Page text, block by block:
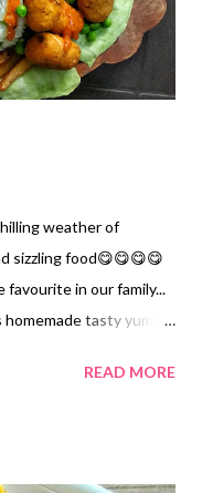
weather of
sizzling food😋😋😋😋
favourite in our family...
tasty yummy
Let's see today how to
READ MORE